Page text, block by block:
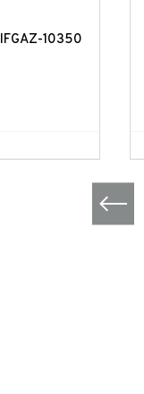
10350